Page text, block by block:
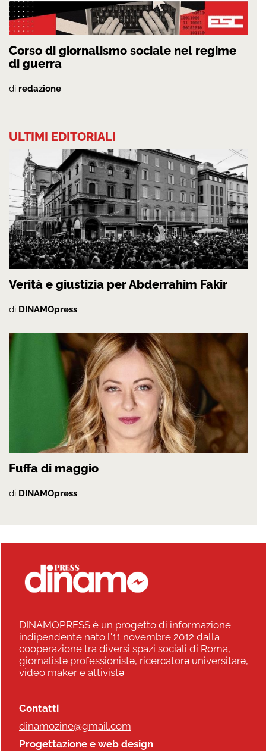
Corso di giornalismo sociale nel regime
di guerra
di redazione
ULTIMI EDITORIALI
Verità e giustizia per Abderrahim Fakir
di DINAMOpress
Fuffa di maggio
di DINAMOpress
DINAMOPRESS è un progetto di informazione
indipendente nato l'11 novembre 2012 dalla
cooperazione tra diversi spazi sociali di Roma,
giornalistə professionistə, ricercatorə universitarə,
video maker e attivistə
Contatti
dinamozine@gmail.com
Progettazione e web design